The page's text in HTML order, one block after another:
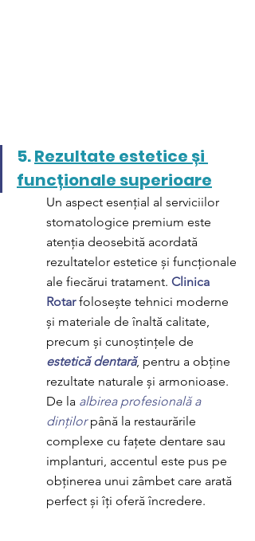
5. Rezultate estetice și
funcționale superioare
Un aspect esențial al serviciilor
stomatologice premium este
atenția deosebită acordată
rezultatelor estetice și funcționale
ale fiecărui tratament. Clinica
Rotar folosește tehnici moderne
și materiale de înaltă calitate,
precum și cunoștințele de
estetică dentară, pentru a obține
rezultate naturale și armonioase.
De la albirea profesională a
dinților până la restaurările
complexe cu fațete dentare sau
implanturi, accentul este pus pe
obținerea unui zâmbet care arată
perfect și îți oferă încredere.